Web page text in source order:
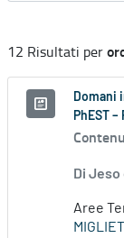
12 Risultati per
Domani
PhEST
Di
Aree